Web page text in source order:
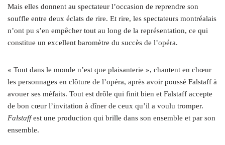
Mais elles donnent au spectateur l’occasion de reprendre son
souffle entre deux éclats de rire. Et rire, les spectateurs montréalais
n’ont pu s’en empêcher tout au long de la représentation, ce qui
constitue un excellent baromètre du succès de l’opéra.
« Tout dans le monde n’est que plaisanterie », chantent en chœur
les personnages en clôture de l’opéra, après avoir poussé Falstaff à
avouer ses méfaits. Tout est drôle qui finit bien et Falstaff accepte
de bon cœur l’invitation à dîner de ceux qu’il a voulu tromper.
Falstaffest une production qui brille dans son ensemble et par son
ensemble.